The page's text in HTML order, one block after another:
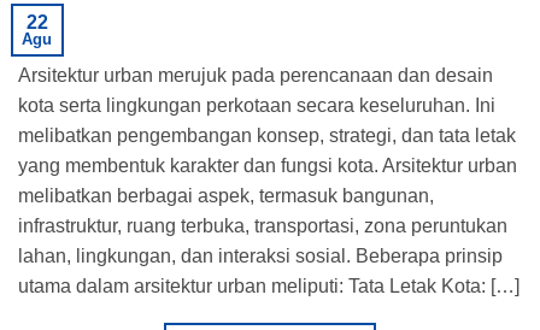
22
Agu
Arsitektur urban merujuk pada perencanaan dan desain
kota serta lingkungan perkotaan secara keseluruhan. Ini
melibatkan pengembangan konsep, strategi, dan tata letak
yang membentuk karakter dan fungsi kota. Arsitektur urban
melibatkan berbagai aspek, termasuk bangunan,
infrastruktur, ruang terbuka, transportasi, zona peruntukan
lahan, lingkungan, dan interaksi sosial. Beberapa prinsip
utama dalam arsitektur urban meliputi: Tata Letak Kota: […]